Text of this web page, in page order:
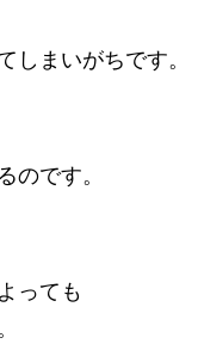
しまいがちです。
のです。
っても